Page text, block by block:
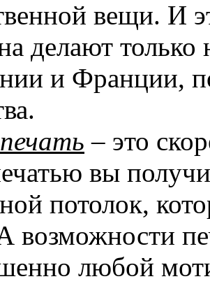
вещи. И
делают
и Франции,
– это
вы
потолок,
возможности
любой